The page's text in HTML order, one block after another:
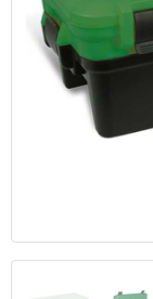
Anterior